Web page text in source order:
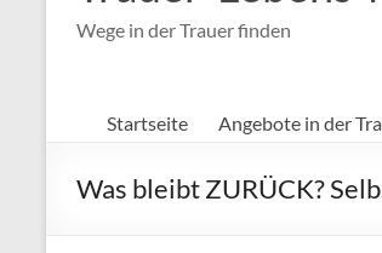
Wege in der Trauer finden
Startseite Angebote in der
Was bleibt ZURÜCK?